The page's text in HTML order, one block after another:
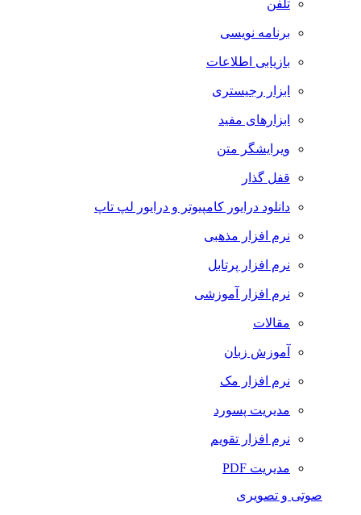
تلفن
برنامه نویسی
بازیابی اطلاعات
ابزار رجیستری
ابزارهای مفید
ویرایشگر متن
قفل گذار
دانلود درایور کامپیوتر و درایور لپ تاپ
نرم افزار مذهبی
نرم افزار پرتابل
نرم افزار آموزشی
مقالات
آموزش زبان
نرم افزار مک
مدیریت پسورد
نرم افزار تقویم
مدیریت PDF
صوتی و تصویری